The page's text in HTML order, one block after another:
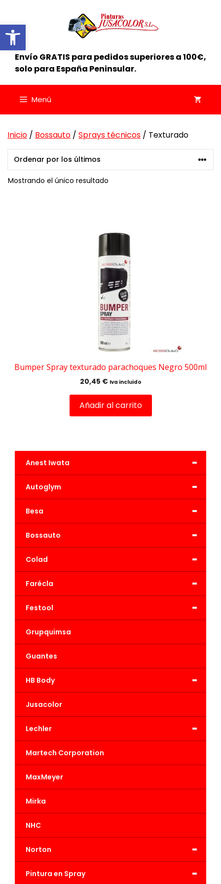
Abrir barra de herramientas
contenido
Envío GRATIS para pedidos superiores a 100€,
solo para España Peninsular.
Menú
Inicio / Bossauto / Sprays técnicos / Texturado
Mostrando el único resultado
Bumper Spray texturado parachoques Negro 500ml
20,45 € Iva incluido
Añadir al carrito
-
Anest Iwata
-
Autoglym
-
Besa
-
Bossauto
-
Colad
-
Farécla
-
Festool
Grupquimsa
Guantes
-
HB Body
Jusacolor
-
Lechler
Martech Corporation
MaxMeyer
Mirka
NHC
-
Norton
-
Pintura en Spray